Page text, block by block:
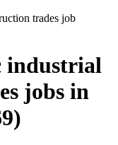
trades job
industrial
jobs in
)